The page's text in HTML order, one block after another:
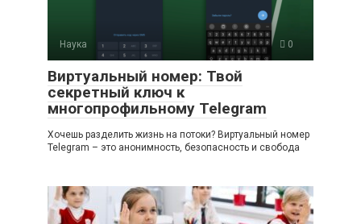
Наука 0
Виртуальный номер: Твой
секретный ключ к
многопрофильному Telegram
Хочешь разделить жизнь на потоки? Виртуальный номер
Telegram – это анонимность, безопасность и свобода